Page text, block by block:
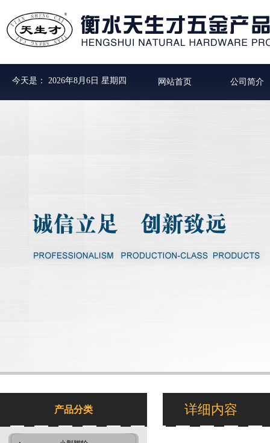
今天是： 2026年8月6日 星期四 网站首页 公司简介
产品分类 详细内容